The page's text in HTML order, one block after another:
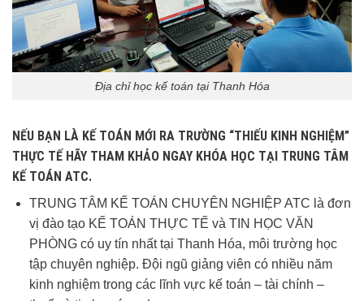
Địa chỉ học kế toán tại Thanh Hóa
NẾU BẠN LÀ KẾ TOÁN MỚI RA TRƯỜNG “THIẾU KINH NGHIỆM”
THỰC TẾ HÃY THAM KHẢO NGAY KHÓA HỌC TẠI TRUNG TÂM
KẾ TOÁN ATC.
TRUNG TÂM KẾ TOÁN CHUYÊN NGHIỆP ATC là đơn
vị đào tạo KẾ TOÁN THỰC TẾ và TIN HỌC VĂN
PHÒNG có uy tín nhất tại Thanh Hóa, môi trường học
tập chuyên nghiệp. Đội ngũ giảng viên có nhiều năm
kinh nghiệm trong các lĩnh vực kế toán – tài chính –